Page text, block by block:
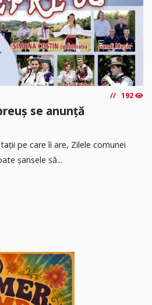
192
se anunță
pe care îi are, Zilele comunei
șansele să...